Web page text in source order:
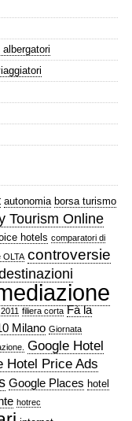
autonomia borsa turismo
Tourism Online
hotels comparatori di
OLTA controversie
filiera corta Fà la
Milano Giornata
Google Hotel
Hotel Price Ads
Google Places hotel
hotrec